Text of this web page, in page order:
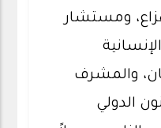
ومستشار
والمشرف
الدولي